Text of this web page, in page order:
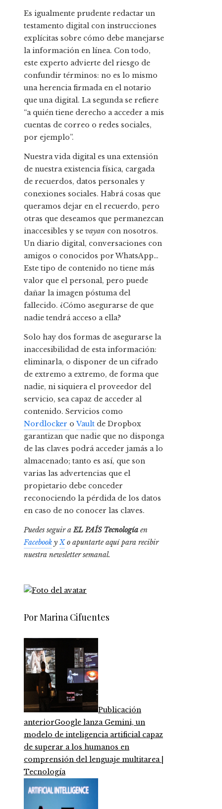
Es igualmente prudente redactar un
testamento digital con instrucciones
explícitas sobre cómo debe manejarse
la información en línea. Con todo,
este experto advierte del riesgo de
confundir términos: no es lo mismo
una herencia firmada en el notario
que una digital. La segunda se refiere
“a quién tiene derecho a acceder a mis
cuentas de correo o redes sociales,
por ejemplo”.
Nuestra vida digital es una extensión
de nuestra existencia física, cargada
de recuerdos, datos personales y
conexiones sociales. Habrá cosas que
queramos dejar en el recuerdo, pero
otras que deseamos que permanezcan
inaccesibles y se vayan con nosotros.
Un diario digital, conversaciones con
amigos o conocidos por WhatsApp…
Este tipo de contenido no tiene más
valor que el personal, pero puede
dañar la imagen póstuma del
fallecido. ¿Cómo asegurarse de que
nadie tendrá acceso a ella?
Solo hay dos formas de asegurarse la
inaccesibilidad de esta información:
eliminarla, o disponer de un cifrado
de extremo a extremo, de forma que
nadie, ni siquiera el proveedor del
servicio, sea capaz de acceder al
contenido. Servicios como
Nordlocker oVault de Dropbox
garantizan que nadie que no disponga
de las claves podrá acceder jamás a lo
almacenado; tanto es así, que son
varias las advertencias que el
propietario debe conceder
reconociendo la pérdida de los datos
en caso de no conocer las claves.
Puedes seguir aEL PAÍS Tecnología en
Facebook yXo apuntarte aquí para recibir
nuestra newsletter semanal.
Por Marina Cifuentes
Publicación
anteriorGoogle lanza Gemini, un
modelo de inteligencia artificial capaz
de superar a los humanos en
comprensión del lenguaje multitarea |
Tecnología